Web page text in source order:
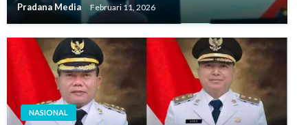
Pradana Media Februari 11, 2026
NASIONAL